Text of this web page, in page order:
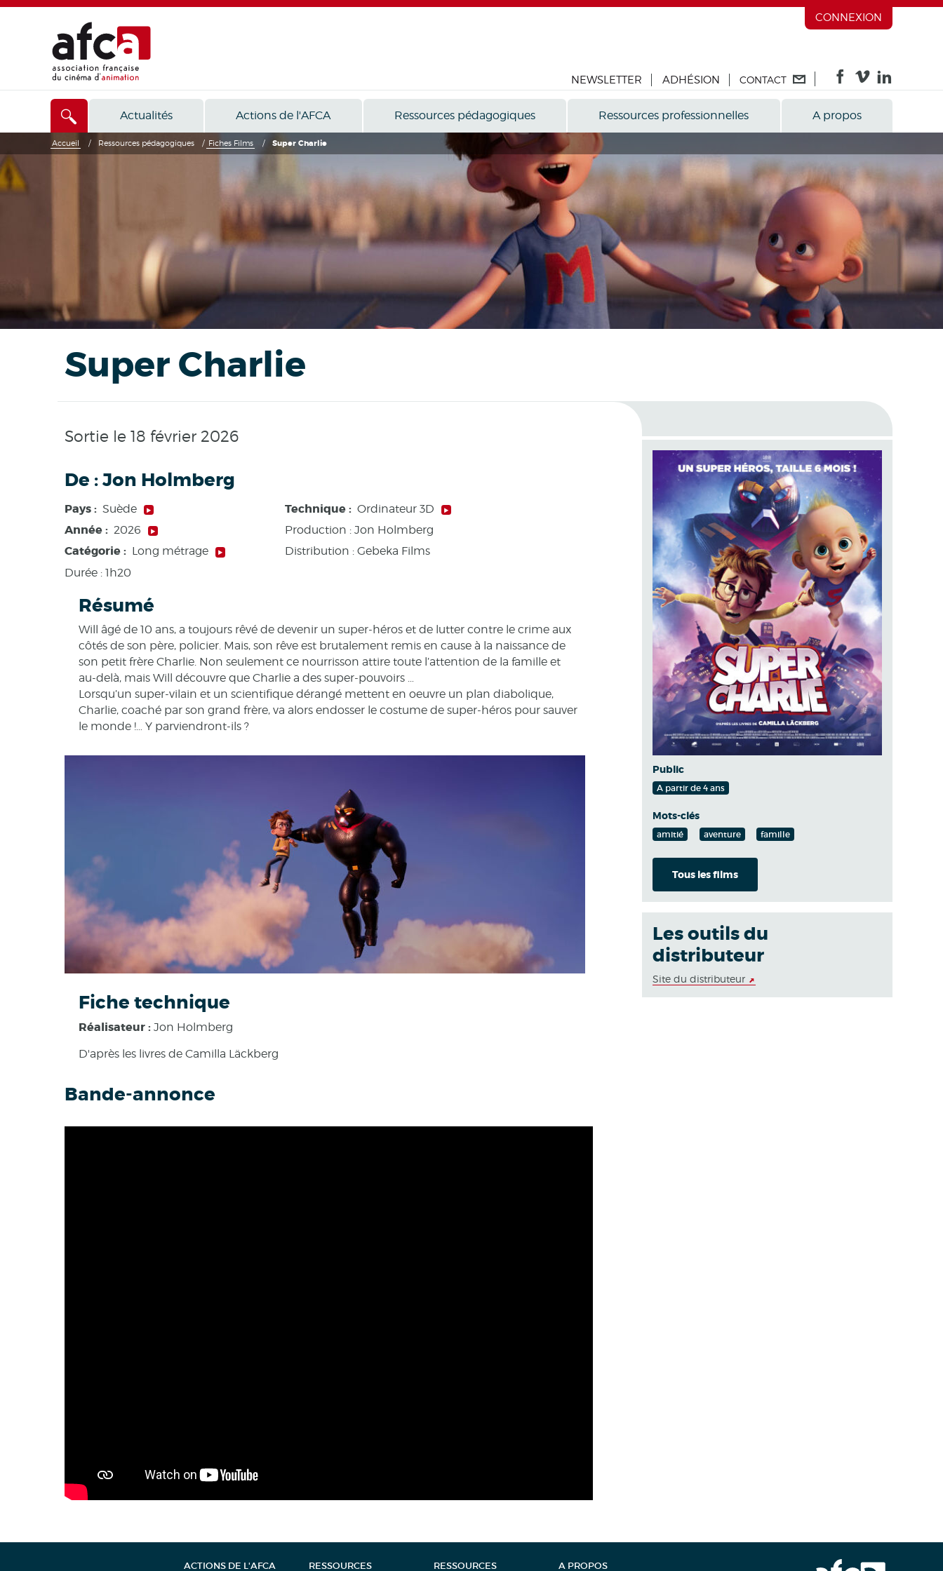
CONNEXION
NEWSLETTER ADHÉSION CONTACT
Actualités Actions de l'AFCA Ressources pédagogiques Ressources professionnelles A propos
Accueil / Ressources pédagogiques / Fiches Films / Super Charlie
Super Charlie
Sortie le 18 février 2026
De :Jon Holmberg
Pays : Suède
Année : 2026
Catégorie : Long métrage
Durée : 1h20
Technique : Ordinateur 3D
Production : Jon Holmberg
Distribution : Gebeka Films
Résumé
Will âgé de 10 ans, a toujours rêvé de devenir un super-héros et de lutter contre le crime aux
côtés de son père, policier. Mais, son rêve est brutalement remis en cause à la naissance de
son petit frère Charlie. Non seulement ce nourrisson attire toute l’attention de la famille et
au-delà, mais Will découvre que Charlie a des super-pouvoirs …
Lorsqu’un super-vilain et un scientifique dérangé mettent en oeuvre un plan diabolique,
Charlie, coaché par son grand frère, va alors endosser le costume de super-héros pour sauver
le monde !… Y parviendront-ils ?
Fiche technique
Réalisateur : Jon Holmberg
D'après les livres de Camilla Läckberg
Bande-annonce
Public
A partir de 4 ans
Mots-clés
amitié aventure famille
Tous les films
Les outils du
distributeur
Site du distributeur
ACTIONS DE L'AFCA RESSOURCES RESSOURCES A PROPOS